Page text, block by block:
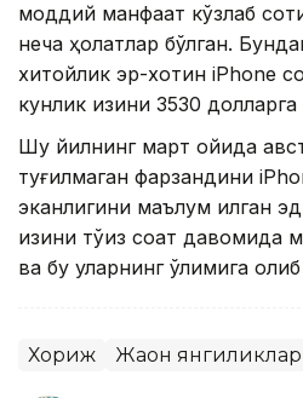
моддий манфаат кўзлаб
неча ҳолатлар бўлган.
хитойлик эр-хотин iPhone
кунлик қизини 3530
Шу йилнинг март ойида
туғилмаган фарзандини
эканлигини маълум қилган
қизини тўққиз соат давомида
ва бу уларнинг ўлимига олиб
Хориж Жаҳон